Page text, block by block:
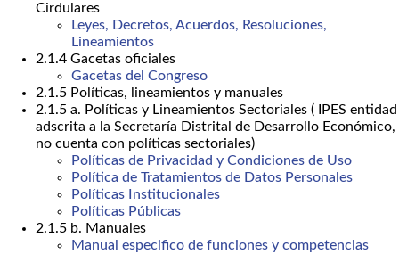
Cirdulares
Leyes, Decretos, Acuerdos, Resoluciones,
Lineamientos
2.1.4 Gacetas oficiales
Gacetas del Congreso
2.1.5 Políticas, lineamientos y manuales
2.1.5 a. Políticas y Lineamientos Sectoriales ( IPES entidad
adscrita a la Secretaría Distrital de Desarrollo Económico,
no cuenta con políticas sectoriales)
Políticas de Privacidad y Condiciones de Uso
Política de Tratamientos de Datos Personales
Políticas Institucionales
Políticas Públicas
2.1.5 b. Manuales
Manual especifico de funciones y competencias